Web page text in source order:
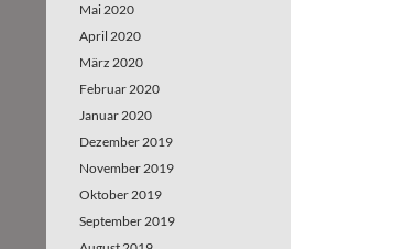
Mai 2020
April 2020
März 2020
Februar 2020
Januar 2020
Dezember 2019
November 2019
Oktober 2019
September 2019